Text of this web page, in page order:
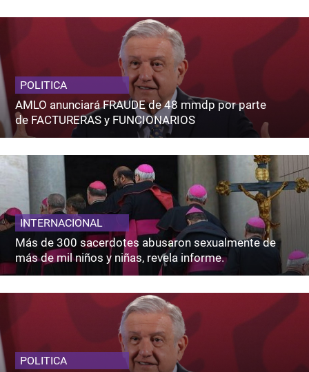
POLITICA
AMLO anunciará FRAUDE de 48 mmdp por parte
de FACTURERAS y FUNCIONARIOS
INTERNACIONAL
Más de 300 sacerdotes abusaron sexualmente de
más de mil niños y niñas, revela informe.
POLITICA